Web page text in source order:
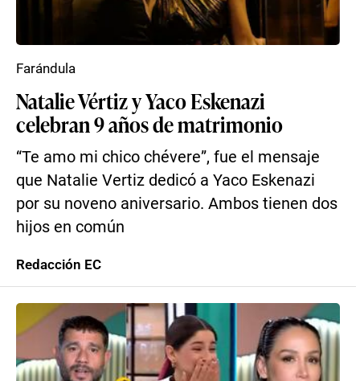
Natalie Vértiz y Yaco Eskenazi
celebran 9 años de matrimonio
“Te amo mi chico chévere”, fue el mensaje
que Natalie Vertiz dedicó a Yaco Eskenazi
por su noveno aniversario. Ambos tienen dos
hijos en común
Farándula
Redacción EC